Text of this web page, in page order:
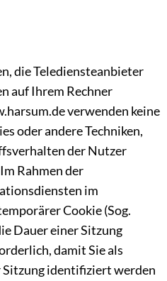
die Telediensteanbieter
auf Ihrem Rechner
verwenden keine
oder andere Techniken,
der Nutzer
Rahmen der
im
Cookie (Sog.
Dauer einer Sitzung
damit Sie als
identifiziert werden